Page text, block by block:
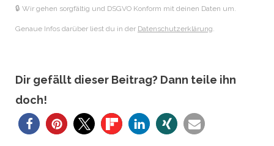
🔒 Wir gehen sorgfältig und DSGVO Konform mit deinen Daten um.
Genaue Infos darüber liest du in der Datenschutzerklärung
Dir gefällt dieser Beitrag? Dann teile ihn
doch!
165